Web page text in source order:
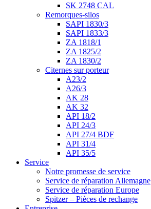
SK 2748 CAL
Remorques-silos
SAPI 1830/3
SAPI 1833/3
ZA 1818/1
ZA 1825/2
ZA 1830/2
Citernes sur porteur
A23/2
A26/3
AK 28
AK 32
API 18/2
API 24/3
API 27/4 BDF
API 31/4
API 35/5
Service
Notre promesse de service
Service de réparation Allemagne
Service de réparation Europe
Spitzer – Pièces de rechange